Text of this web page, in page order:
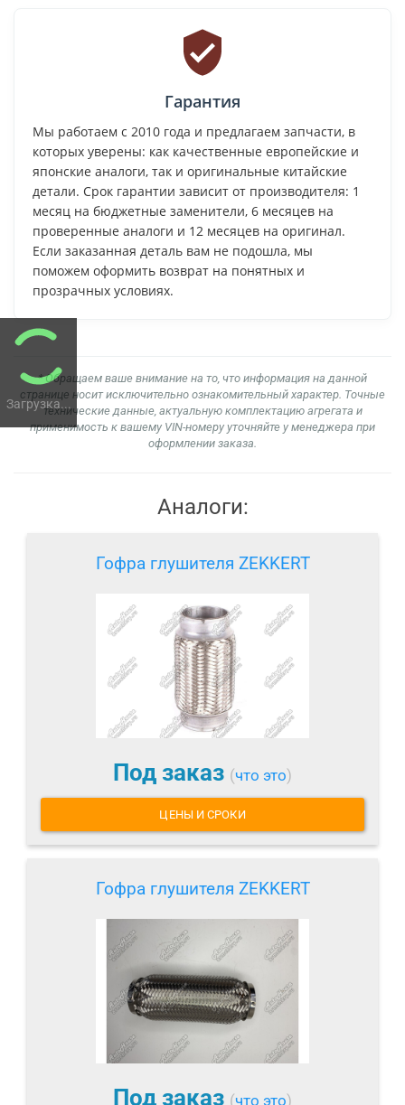
Загрузка...
Гарантия
Мы работаем с 2010 года и предлагаем запчасти, в
которых уверены: как качественные европейские и
японские аналоги, так и оригинальные китайские
детали. Срок гарантии зависит от производителя: 1
месяц на бюджетные заменители, 6 месяцев на
проверенные аналоги и 12 месяцев на оригинал.
Если заказанная деталь вам не подошла, мы
поможем оформить возврат на понятных и
прозрачных условиях.
* Обращаем ваше внимание на то, что информация на данной
странице носит исключительно ознакомительный характер. Точные
технические данные, актуальную комплектацию агрегата и
применимость к вашему VIN-номеру уточняйте у менеджера при
оформлении заказа.
Аналоги:
Гофра глушителя ZEKKERT
Под заказ (что это)
ЦЕНЫ И СРОКИ
Гофра глушителя ZEKKERT
Под заказ (что это)